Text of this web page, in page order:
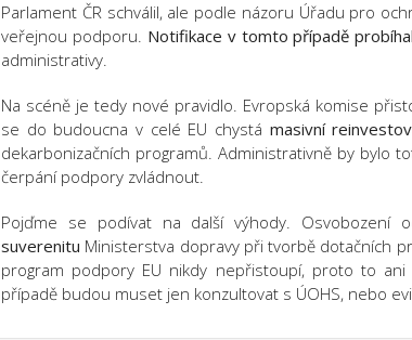
Parlament ČR schválil, ale podle názoru Úřadu pro
veřejnou podporu. Notifikace v tomto případě
administrativy.
Na scéně je tedy nové pravidlo. Evropská komise
se do budoucna v celé EU chystá masivní
dekarbonizačních programů. Administrativně by bylo
čerpání podpory zvládnout.
Pojďme se podívat na další výhody. Osvobození
suverenitu Ministerstva dopravy při tvorbě dotačních
program podpory EU nikdy nepřistoupí, proto to
případě budou muset jen konzultovat s ÚOHS, nebo